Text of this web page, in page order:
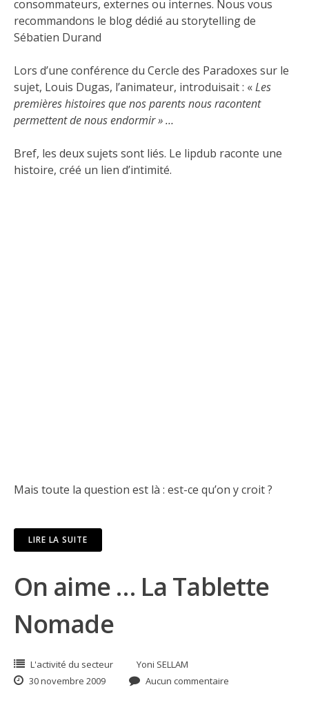
consommateurs, externes ou internes. Nous vous
recommandons le blog dédié au storytellingde
Sébatien Durand
Lors d’une conférence du Cercle des Paradoxes sur le
sujet, Louis Dugas, l’animateur, introduisait : «Les
premières histoires que nos parents nous racontent
permettent de nous endormir » …
Bref, les deux sujets sont liés. Le lipdub raconte une
histoire, créé un lien d’intimité.
Mais toute la question est là : est-ce qu’on y croit ?
LIRE LA SUITE
On aime … La Tablette
Nomade
L'activité du secteur
Yoni SELLAM
30 novembre 2009
Aucun commentaire